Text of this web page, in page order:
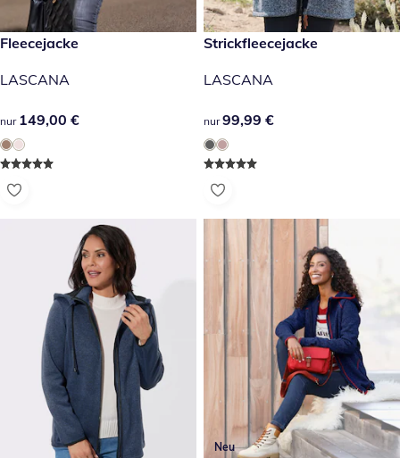
149,00 €
Fleecejacke
LASCANA
149,00 €
nur 149,00 €
99,99 €
Strickfleecejacke
LASCANA
99,99 €
nur 99,99 €
Neu